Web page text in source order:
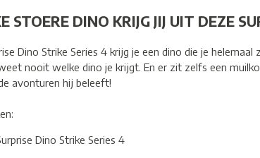
STOERE DINO KRIJG JIJ UIT DEZE
Dino Strike Series 4 krijg je een dino die je
nooit welke dino je krijgt. En er zit zelfs een
avonturen hij beleeft!
Dino Strike Series 4